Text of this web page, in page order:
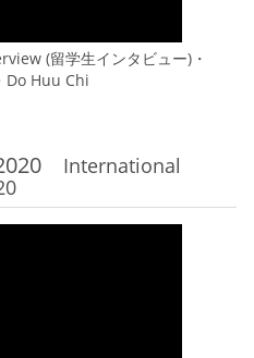
(留学生インタビュー)・
Do Huu Chi
International